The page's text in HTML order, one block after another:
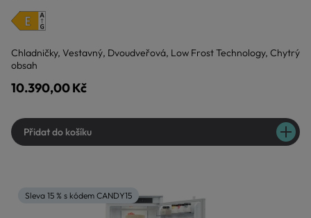
Chladničky, Vestavný, Dvoudveřová, Low Frost Technology, Chytrý
obsah
10.390,00 Kč
Přidat do košíku
Sleva 15 % s kódem CANDY15